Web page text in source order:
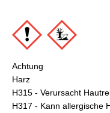
Achtung
Harz
H315 - Verursacht
H317 - Kann allergische